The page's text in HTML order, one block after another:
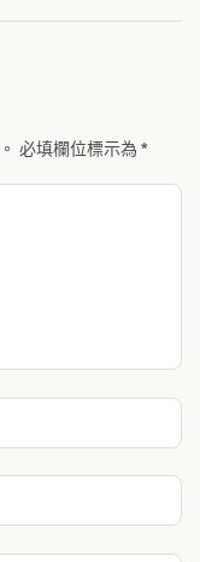
必填欄位標示為 *